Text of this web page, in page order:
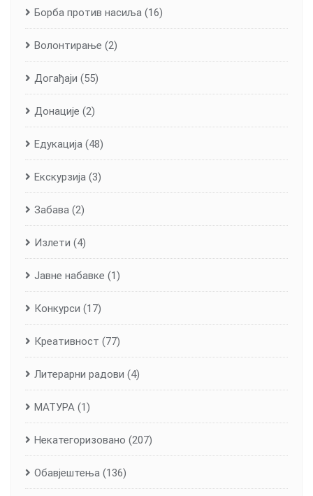
Борба против насиља (16)
Волонтирање (2)
Догађаји (55)
Донације (2)
Едукација (48)
Екскурзија (3)
Забава (2)
Излети (4)
Јавне набавке (1)
Конкурси (17)
Креативност (77)
Литерарни радови (4)
МАТУРА (1)
Некатегоризовано (207)
Обавјештења (136)